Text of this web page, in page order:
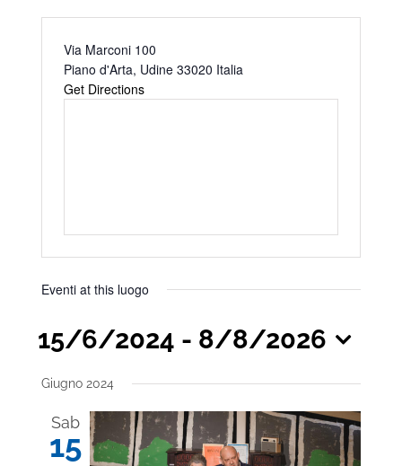
Address
Via Marconi 100
Piano d'Arta, Udine 33020 Italia
Get Directions
Eventi at this luogo
15/6/2024 - 8/8/2026
Seleziona
la
data.
Giugno 2024
Sab
15